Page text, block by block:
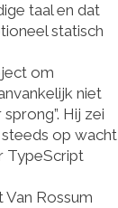
taal en dat
statisch
om
niet
Hij zei
op wacht
TypeScript
Rossum